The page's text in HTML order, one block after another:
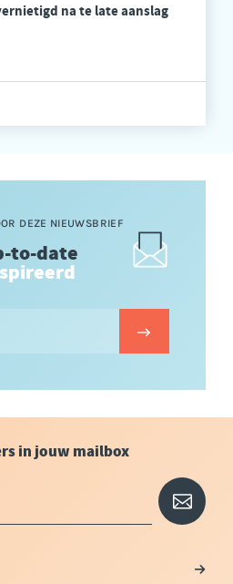
na te late aanslag
DEZE NIEUWSBRIEF
to-date
in jouw mailbox